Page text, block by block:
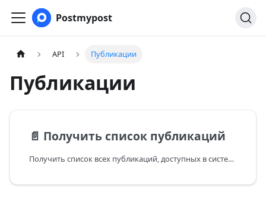
Postmypost
API Публикации
Публикации
📄️ Получить список публикаций
Получить список всех публикаций, доступных в системе.